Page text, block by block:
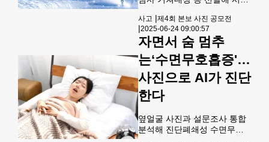
전역 한인들을 대상으로 실시
하는 ‘제4회 아마추어 사진 공
모전’이 열립니다.미주 한국일
보가 한인 아마추어 사진 애호
가들의 문화 활동을 격려하고
가족·친지들과의 행복한 순간
들을 공유하기 위해 지난 2022
년부터 실시해 온 연례 사진 공
기 속에 많은 출품작들이 몰려
올해도 그 열기를 이어가기 위
사고 |제4회 본보 사진 공모전
|2025-06-24 09:00:57
자면서 숨 멈추
는‘수면무호흡증'…
사진으로 AI가 진단
한다
옆얼굴 사진과 설문조사 통합
분석해 진단폐쇄성 수면무호